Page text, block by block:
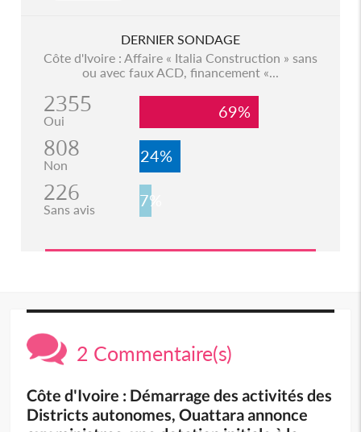
DERNIER SONDAGE
Côte d'Ivoire : Affaire « Italia Construction » sans
ou avec faux ACD, financement «...
2355
Oui 69%
808
Non 24%
226
Sans avis 7%
2 Commentaire(s)
Côte d'Ivoire : Démarrage des activités des
Districts autonomes, Ouattara annonce